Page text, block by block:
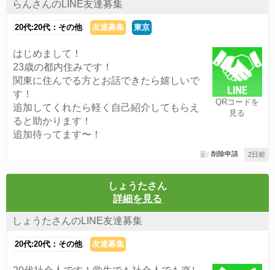
らんさんのLINE友達募集
20代:20代：その他 友達募集 東京
QRコードを
見る
はじめまして！
23歳の都内住みです！
関東に住んでる方とお話できたら嬉しいで
す！
追加してくれたら軽く自己紹介してもらえ
ると助かります！
追加待ってます〜！
2日前
削除申請
しょうたさん
詳細を見る
しょうたさんのLINE友達募集
20代:20代：その他 友達募集